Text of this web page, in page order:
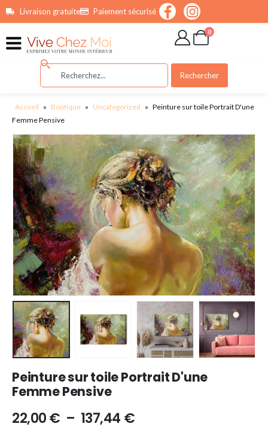
principalLivraison gratuite Paiement sécurisé
0
Rechercher
Accueil » Boutique » Uncategorized » Peinture sur toile Portrait D'une
Femme Pensive
Peinture sur toile Portrait D'une
Femme Pensive
22,00€ – 137,44 €